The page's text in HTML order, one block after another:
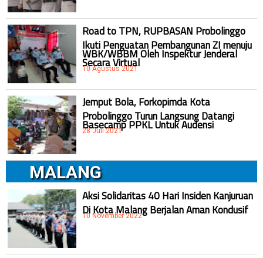
Road to TPN, RUPBASAN Probolinggo
Ikuti Penguatan Pembangunan ZI menuju
WBK/WBBM Oleh Inspektur Jenderal
Secara Virtual
10 Agustus 2021
Jemput Bola, Forkopimda Kota
Probolinggo Turun Langsung Datangi
Basecamp PPKL Untuk Audensi
28 Juli 2021
MALANG
Aksi Solidaritas 40 Hari Insiden Kanjuruan
Di Kota Malang Berjalan Aman Kondusif
10 November 2022